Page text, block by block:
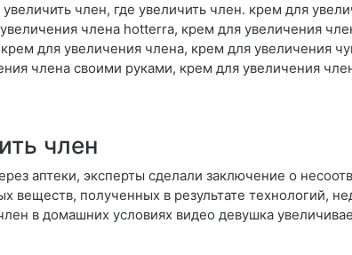
член, где увеличить член. крем для
члена hotterra, крем для увеличения
для увеличения члена, крем для увеличения
члена своими руками, крем для увеличения
член
аптеки, эксперты сделали заключение о
веществ, полученных в результате технологий,
в домашних условиях видео девушка